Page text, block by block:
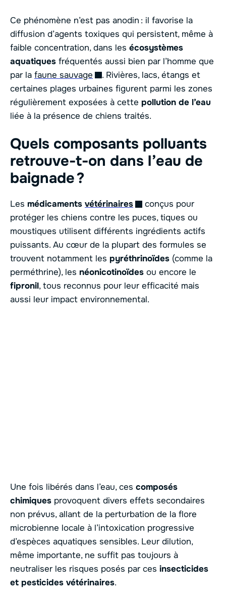
Ce phénomène n’est pas anodin : il favorise la
diffusion d’agents toxiques qui persistent, même à
faible concentration, dans les écosystèmes
aquatiques fréquentés aussi bien par l’homme que
par la faune sauvage
. Rivières, lacs, étangs et
certaines plages urbaines figurent parmi les zones
régulièrement exposées à cette pollution de l’eau
liée à la présence de chiens traités.
Quels composants polluants
retrouve-t-on dans l’eau de
baignade ?
Les médicaments vétérinaires
conçus pour
protéger les chiens contre les puces, tiques ou
moustiques utilisent différents ingrédients actifs
puissants. Au cœur de la plupart des formules se
trouvent notamment les pyréthrinoïdes (comme la
perméthrine), les néonicotinoïdes ou encore le
fipronil, tous reconnus pour leur efficacité mais
aussi leur impact environnemental.
Une fois libérés dans l’eau, ces composés
chimiques provoquent divers effets secondaires
non prévus, allant de la perturbation de la flore
microbienne locale à l’intoxication progressive
d’espèces aquatiques sensibles. Leur dilution,
même importante, ne suffit pas toujours à
neutraliser les risques posés par ces insecticides
et pesticides vétérinaires.